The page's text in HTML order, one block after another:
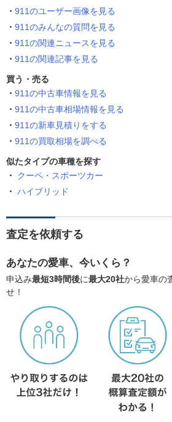
911のユーザー画像を見る
911のみんなの質問を見る
911の関連ニュースを見る
911の関連記事を見る
買う・売る
911の中古車情報を見る
911の中古車相場情報を見る
911の新車見積りをする
911の買取相場を調べる
似たタイプの車種を探す
クーペ・スポーツカー
ハイブリッド
査定を依頼する
あなたの愛車、今いくら？
申込み最短3時間後に最大20社から愛車の
せ！